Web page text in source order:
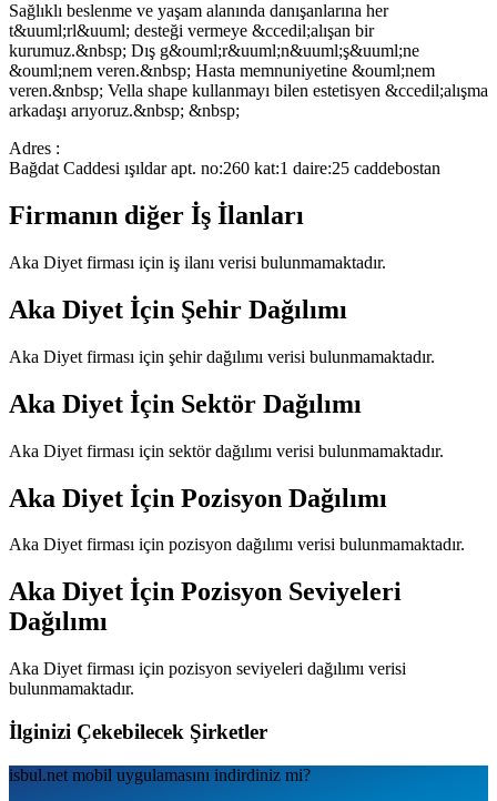
Sağlıklı beslenme ve yaşam alanında danışanlarına her
t&uuml;rl&uuml; desteği vermeye &ccedil;alışan bir
kurumuz.&nbsp; Dış g&ouml;r&uuml;n&uuml;ş&uuml;ne
&ouml;nem veren.&nbsp; Hasta memnuniyetine &ouml;nem
veren.&nbsp; Vella shape kullanmayı bilen estetisyen &ccedil;alışma
arkadaşı arıyoruz.&nbsp; &nbsp;
Adres :
Bağdat Caddesi ışıldar apt. no:260 kat:1 daire:25 caddebostan
Firmanın diğer İş İlanları
Aka Diyet firması için iş ilanı verisi bulunmamaktadır.
Aka Diyet İçin Şehir Dağılımı
Aka Diyet firması için şehir dağılımı verisi bulunmamaktadır.
Aka Diyet İçin Sektör Dağılımı
Aka Diyet firması için sektör dağılımı verisi bulunmamaktadır.
Aka Diyet İçin Pozisyon Dağılımı
Aka Diyetfirması için pozisyon dağılımı verisi bulunmamaktadır.
Aka Diyet İçin Pozisyon Seviyeleri
Dağılımı
Aka Diyet firması için pozisyon seviyeleri dağılımı verisi
bulunmamaktadır.
İlginizi Çekebilecek Şirketler
isbul.net mobil uygulamаsını indirdiniz mi?